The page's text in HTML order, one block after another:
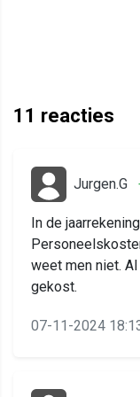
11 reacties
Jurgen.G
In de
weet men niet.
gekost.
07-11-2024